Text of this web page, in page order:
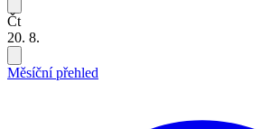
Čt
20. 8.
Měsíční přehled